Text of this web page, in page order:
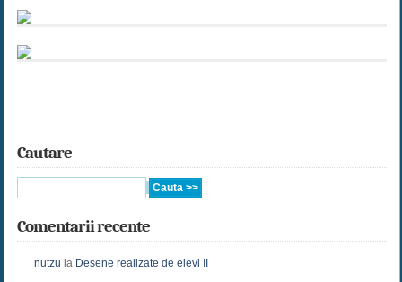
Cautare
Comentarii recente
nutzu la Desene realizate de elevi II